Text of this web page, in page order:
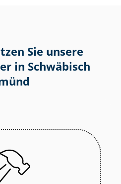
Sie unsere
in Schwäbisch